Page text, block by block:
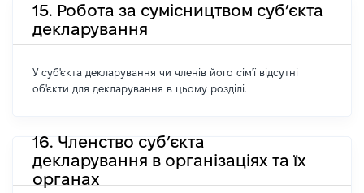
15. Робота за сумісництвом суб’єкта
декларування
У суб'єкта декларування чи членів його сім'ї відсутні
об'єкти для декларування в цьому розділі.
16. Членство суб’єкта
декларування в організаціях та їх
органах